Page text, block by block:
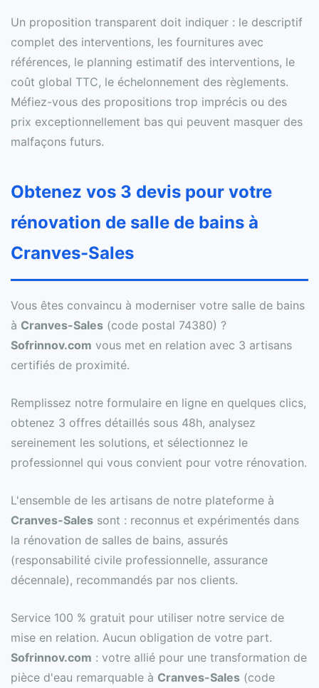
Un proposition transparent doit indiquer : le descriptif
complet des interventions, les fournitures avec
références, le planning estimatif des interventions, le
coût global TTC, le échelonnement des règlements.
Méfiez-vous des propositions trop imprécis ou des
prix exceptionnellement bas qui peuvent masquer des
malfaçons futurs.
Obtenez vos 3 devis pour votre
rénovation de salle de bains à
Cranves-Sales
Vous êtes convaincu à moderniser votre salle de bains
à Cranves-Sales (code postal 74380) ?
Sofrinnov.com vous met en relation avec 3 artisans
certifiés de proximité.
Remplissez notre formulaire en ligne en quelques clics,
obtenez 3 offres détaillés sous 48h, analysez
sereinement les solutions, et sélectionnez le
professionnel qui vous convient pour votre rénovation.
L'ensemble de les artisans de notre plateforme à
Cranves-Sales sont : reconnus et expérimentés dans
la rénovation de salles de bains, assurés
(responsabilité civile professionnelle, assurance
décennale), recommandés par nos clients.
Service 100 % gratuit pour utiliser notre service de
mise en relation. Aucun obligation de votre part.
Sofrinnov.com : votre allié pour une transformation de
pièce d'eau remarquable à Cranves-Sales (code